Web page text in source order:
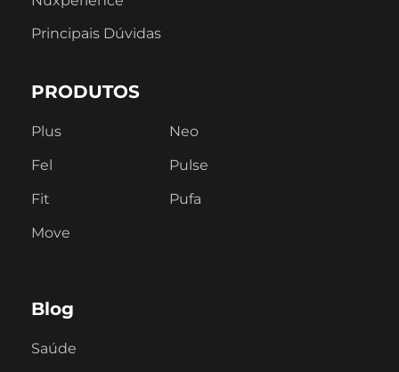
Principais Dúvidas
PRODUTOS
Plus
Fel
Fit
Move
Neo
Pulse
Pufa
Blog
Saúde